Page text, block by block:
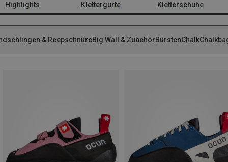
Highlights Klettergurte Kletterschuhe
& ReepschnüreBig Wall & ZubehörBürstenChalk